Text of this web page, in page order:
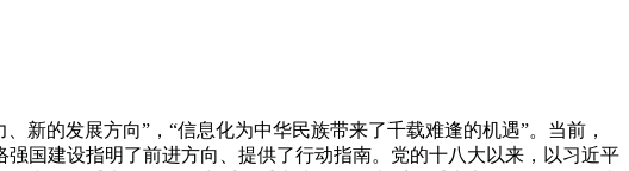
新的发展方向”，“信息化为中华民族带来了千载难逢的机遇”。当前，
国建设指明了前进方向、提供了行动指南。党的十八大以来，以习近平